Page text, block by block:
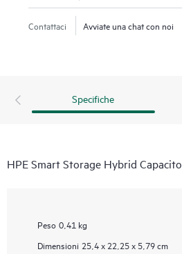
Contattaci Avviate una chat con noi
Specifiche
HPE Smart Storage Hybrid
Peso 0,41 kg
Dimensioni 25,4 x 22,25 x 5,79 cm